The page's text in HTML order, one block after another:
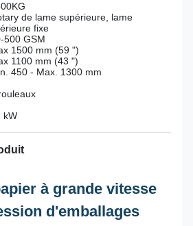
de lame supérieure, lame
fixe
500 GSM
1500 mm (59 ")
1100 mm (43 ")
450 - Max. 1300 mm
kW
à grande vitesse
d'emballages